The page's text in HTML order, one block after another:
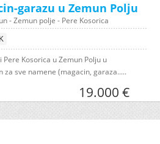
garazu u Zemun Polju
- Zemun polje - Pere Kosorica
Kosorica u Zemun Polju u
za sve namene (magacin, garaza.....
19.000 €